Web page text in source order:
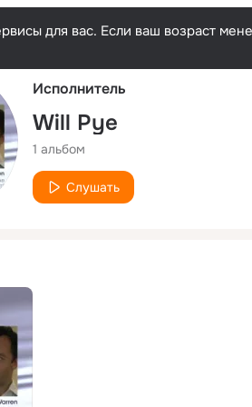
для вас. Если ваш возраст
Исполнитель
Will Pye
1 альбом
Слушать